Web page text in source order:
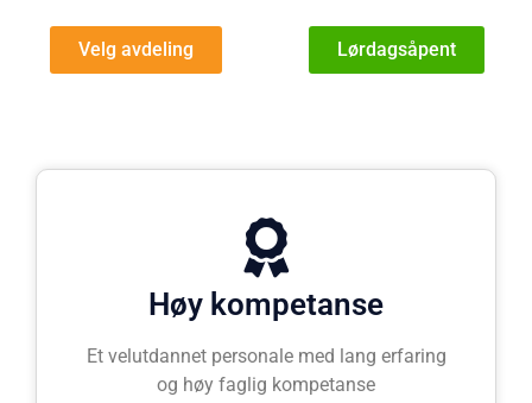
Velg avdeling Lørdagsåpent
Høy kompetanse
Et velutdannet personale med lang erfaring
og høy faglig kompetanse